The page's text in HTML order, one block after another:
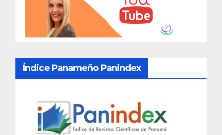
Índice Panameño Panindex